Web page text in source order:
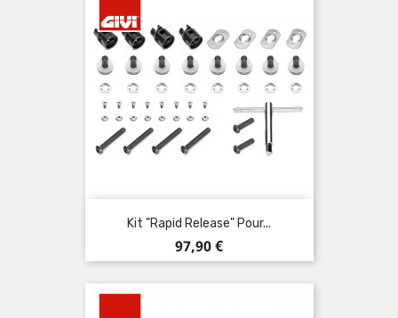
Kit "Rapid Release" Pour...
Prix
97,90 €